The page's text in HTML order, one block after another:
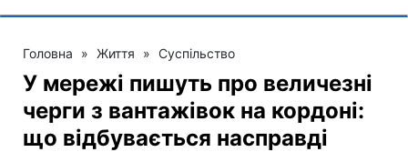
Головна » Життя » Суспільство
У мережі пишуть про величезні
черги з вантажівок на кордоні:
що відбувається насправді